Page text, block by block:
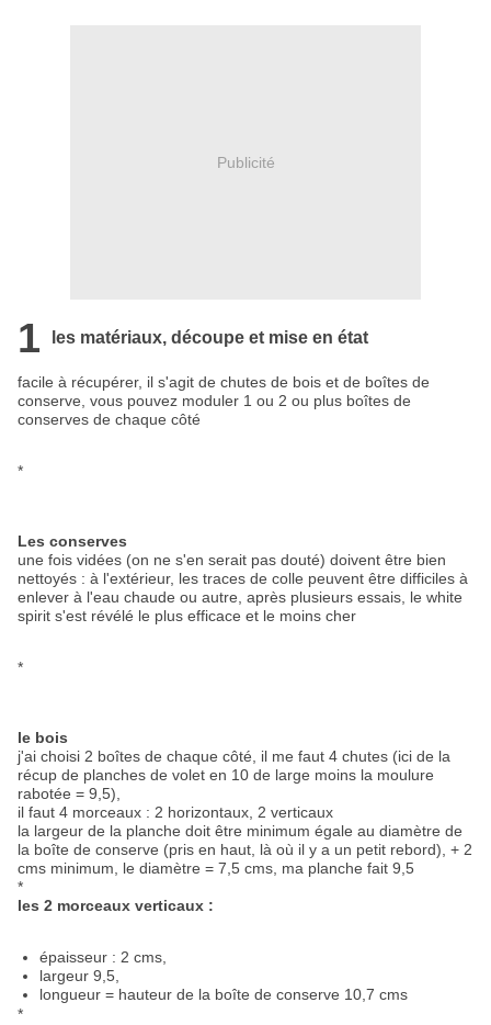
Publicité
1 les matériaux, découpe et mise en état
facile à récupérer, il s'agit de chutes de bois et de boîtes de
conserve, vous pouvez moduler 1 ou 2 ou plus boîtes de
conserves de chaque côté
*
Les conserves
une fois vidées (on ne s'en serait pas douté) doivent être bien
nettoyés : à l'extérieur, les traces de colle peuvent être difficiles à
enlever à l'eau chaude ou autre, après plusieurs essais, le white
spirit s'est révélé le plus efficace et le moins cher
*
le bois
j'ai choisi 2 boîtes de chaque côté, il me faut 4 chutes (ici de la
récup de planches de volet en 10 de large moins la moulure
rabotée = 9,5),
il faut 4 morceaux : 2 horizontaux, 2 verticaux
la largeur de la planche doit être minimum égale au diamètre de
la boîte de conserve (pris en haut, là où il y a un petit rebord), + 2
cms minimum, le diamètre = 7,5 cms, ma planche fait 9,5
*
les 2 morceaux verticaux :
épaisseur : 2 cms,
largeur 9,5,
longueur = hauteur de la boîte de conserve 10,7 cms
*